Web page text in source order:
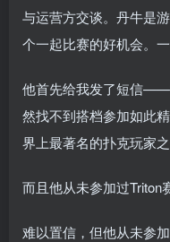
与运营方交谈。丹牛是
个一起比赛的好机会。
他首先给我发了短信
然找不到搭档参加如此
界上最著名的扑克玩家之
而且他从未参加过
难以置信，但他从未参